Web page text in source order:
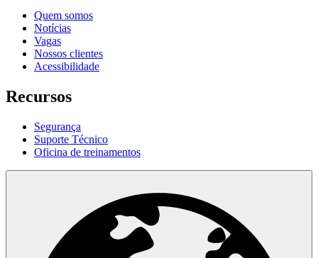
Quem somos
Notícias
Vagas
Nossos clientes
Acessibilidade
Recursos
Segurança
Suporte Técnico
Oficina de treinamentos